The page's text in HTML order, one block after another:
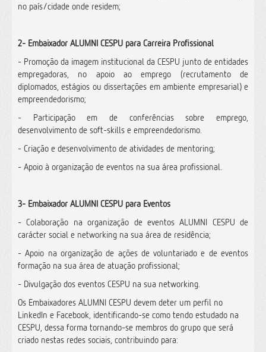
no país/cidade onde residem;
2- Embaixador ALUMNI CESPU para Carreira Profissional
- Promoção da imagem institucional da CESPU junto de entidades
empregadoras, no apoio ao emprego (recrutamento de
diplomados, estágios ou dissertações em ambiente empresarial) e
empreendedorismo;
- Participação em de conferências sobre emprego,
desenvolvimento de soft-skills e empreendedorismo.
- Criação e desenvolvimento de atividades de mentoring;
- Apoio à organização de eventos na sua área profissional.
3- Embaixador ALUMNI CESPU para Eventos
- Colaboração na organização de eventos ALUMNI CESPU de
carácter social e networking na sua área de residência;
- Apoio na organização de ações de voluntariado e de eventos
formação na sua área de atuação profissional;
- Divulgação dos eventos CESPU na sua networking.
Os Embaixadores ALUMNI CESPU devem deter um perfil no
LinkedIn e Facebook, identificando-se como tendo estudado na
CESPU, dessa forma tornando-se membros do grupo que será
criado nestas redes sociais, contribuindo para: